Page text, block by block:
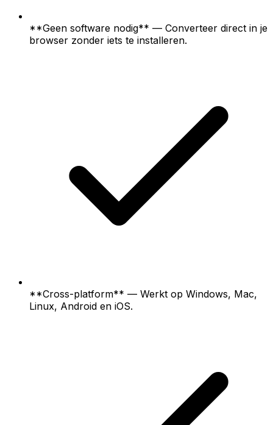
**Geen software nodig** — Converteer direct in je
browser zonder iets te installeren.
**Cross-platform** — Werkt op Windows, Mac,
Linux, Android en iOS.